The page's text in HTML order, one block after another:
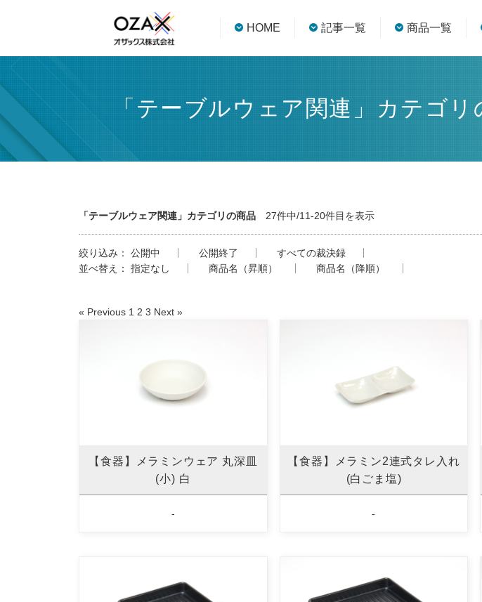
HOME 記事一覧 商品一覧
「テーブルウェア関連」カテゴリ
「テーブルウェア関連」カテゴリの商品 27件中/11-20件目を表示
絞り込み： 公開中 公開終了
すべての裁決録
並べ替え：
指定なし 商品名（昇順） 商品名（降順）
« Previous 1 2 3 Next »
【食器】メラミンウェア 丸深皿
(小) 白
-
【食器】メラミン2連式タレ入れ
(白ごま塩)
-